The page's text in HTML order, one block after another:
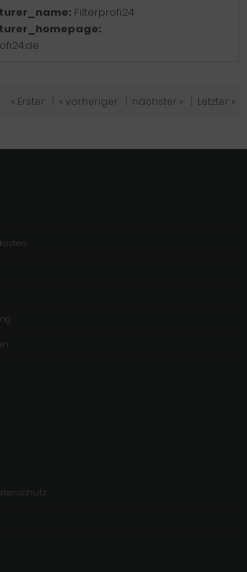
Filterprofi24
« Erster « vorheriger nächster » Letzter »